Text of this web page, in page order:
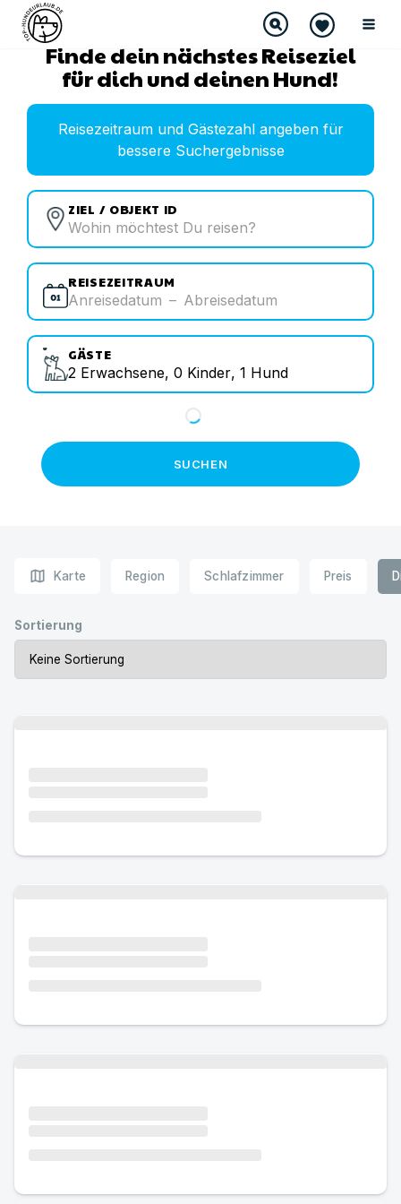
Finde dein nächstes Reiseziel
für dich und deinen Hund!
Reisezeitraum und Gästezahl angeben für
bessere Suchergebnisse
ZIEL / OBJEKT ID
REISEZEITRAUM
Anreisedatum – Abreisedatum
GÄSTE
2 Erwachsene, 0 Kinder, 1 Hund
SUCHEN
map Karte Region Schlafzimmer Preis
Sortierung